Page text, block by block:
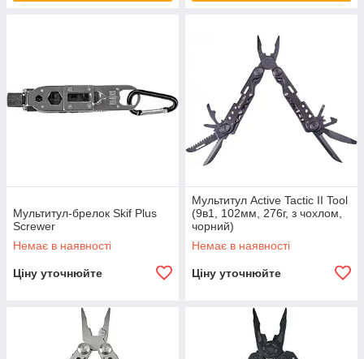
Мультитул-брелок Skif Plus
Screwer
Немає в наявності
Ціну уточнюйте
Мультитул Active Tactic II Tool
(9в1, 102мм, 276г, з чохлом,
чорний)
Немає в наявності
Ціну уточнюйте